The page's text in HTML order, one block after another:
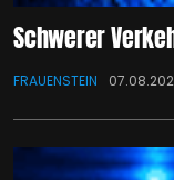
Schwerer
FRAUENSTEIN